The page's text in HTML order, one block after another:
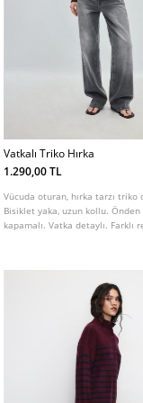
Vatkalı Triko Hırka
1.290,00 TL
Vücuda oturan, hırka tarzı triko
Bisiklet yaka, uzun kollu. Önden
kapamalı. Vatka detaylı. Farklı